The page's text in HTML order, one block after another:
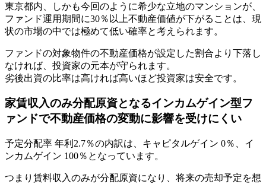
東京都内、しかも今回のように希少な立地のマンションが、
ファンド運用期間に30％以上不動産価値が下がることは、現
状の市場の中では極めて低い確率と考えられます。
ファンドの対象物件の不動産価格が設定した割合より下落し
なければ、投資家の元本が守られます。
劣後出資の比率は高ければ高いほど投資家は安全です。
家賃収入のみ分配原資となるインカムゲイン型フ
ァンドで不動産価格の変動に影響を受けにくい
予定分配率 年利2.7％の内訳は、キャピタルゲイン 0％、イ
ンカムゲイン 100％となっています。
つまり賃料収入のみが分配原資になり、 将来の売却予定を想